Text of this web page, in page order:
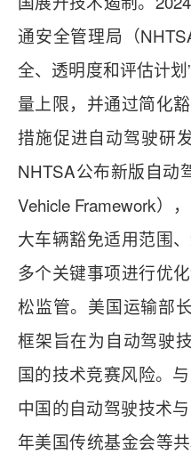
通安全管理局（
全、透明度和评估计
量上限，并通过简化
措施促进自动驾驶研
NHTSA公布新版自动
Vehicle Framework）
大车辆豁免适用范围
多个关键事项进行优
松监管。美国运输部长
框架旨在为自动驾驶
国的技术竞赛风险。
中国的自动驾驶技术
年美国传统基金会等